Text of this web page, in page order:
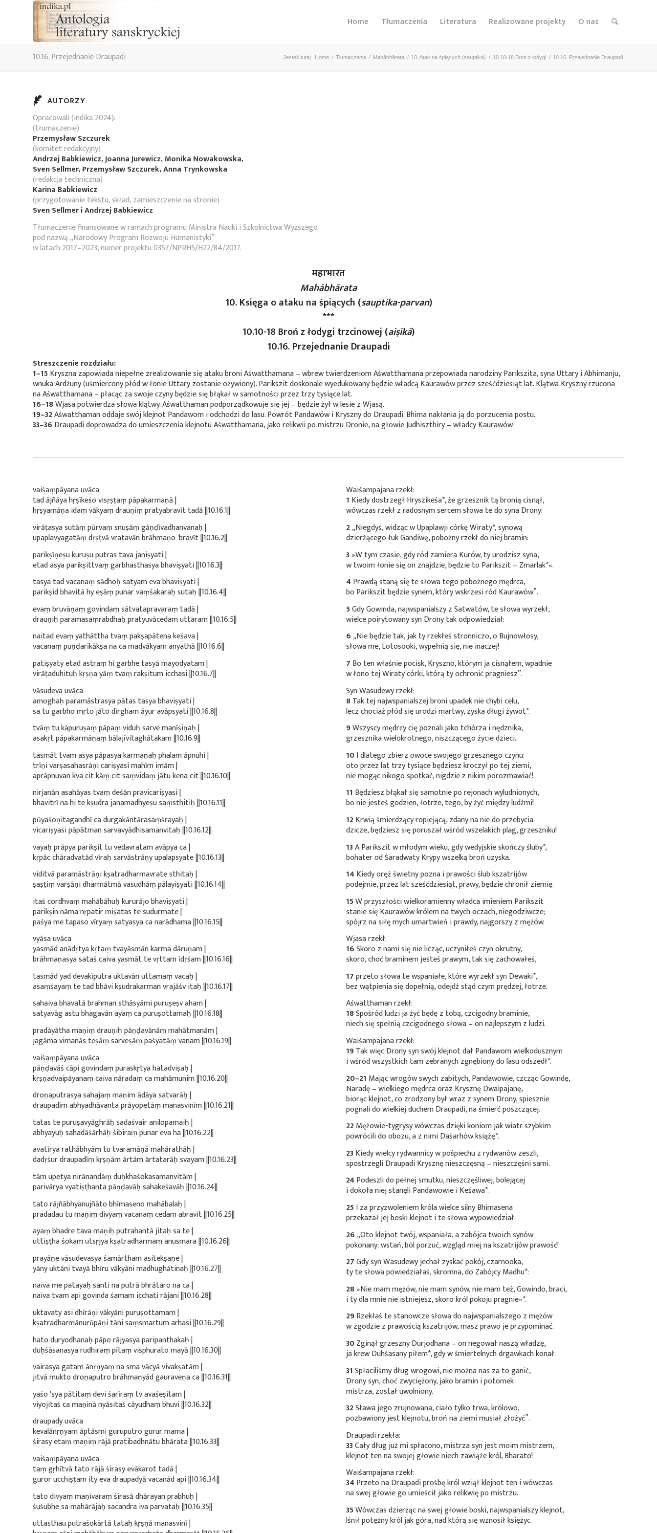
Home Tłumaczenia Literatura Realizowane projekty O nas
10.16. Przejednanie Draupadi Jesteś tutaj: Home / Tłumaczenia / Mahābhārata / 10. Atak na śpiących (sauptika) / 10.10-18 Broń z łodygi / 10.16. Przejednanie Draupadi
AUTORZY
Opracowali (indika 2024):
(tłumaczenie)
Przemysław Szczurek
(komitet redakcyjny)
Andrzej Babkiewicz, Joanna Jurewicz, Monika Nowakowska,
Sven Sellmer, Przemysław Szczurek, Anna Trynkowska
(redakcja techniczna)
Karina Babkiewicz
(przygotowanie tekstu, skład, zamieszczenie na stronie)
Sven Sellmer i Andrzej Babkiewicz
Tłumaczenie finansowane w ramach programu Ministra Nauki i Szkolnictwa Wyższego
pod nazwą „Narodowy Program Rozwoju Humanistyki”
w latach 2017–2023, numer projektu 0357/NPRH5/H22/84/2017.
महाभारत
Mahābhārata
10. Księga o ataku na śpiących (sauptika-parvan)
***
10.10-18 Broń z łodygi trzcinowej (aiṣīkā)
10.16. Przejednanie Draupadi
Streszczenie rozdziału:
1–15Kryszna zapowiada niepełne zrealizowanie się ataku broni Aśwatthamana – wbrew twierdzeniom Aśwatthamana przepowiada narodziny Parikszita, syna Uttary i Abhimanju,
wnuka Ardźuny (uśmiercony płód w łonie Uttary zostanie ożywiony). Parikszit doskonale wyedukowany będzie władcą Kaurawów przez sześćdziesiąt lat. Klątwa Kryszny rzucona
na Aśwatthamana – płacąc za swoje czyny będzie się błąkał w samotności przez trzy tysiące lat.
16–18Wjasa potwierdza słowa klątwy. Aśwatthaman podporządkowuje się jej – będzie żył w lesie z Wjasą.
19–32Aśwatthaman oddaje swój klejnot Pandawom i odchodzi do lasu. Powrót Pandawów i Kryszny do Draupadi. Bhima nakłania ją do porzucenia postu.
33–36 Draupadi doprowadza do umieszczenia klejnotu Aśwatthamana, jako relikwii po mistrzu Dronie, na głowie Judhiszthiry – władcy Kaurawów.
vaiśaṃpāyana uvāca
tad ājñāya hṛṣīkeśo visṛṣṭaṃ pāpakarmaṇā |
hṛṣyamāṇa idaṃ vākyaṃ drauṇiṃ pratyabravīt tadā ||10.16.1||
virāṭasya sutāṃ pūrvaṃ snuṣāṃ gāṇḍīvadhanvanaḥ |
upaplavyagatāṃ dṛṣṭvā vratavān brāhmaṇo 'bravīt ||10.16.2||
parikṣīṇeṣu kuruṣu putras tava janiṣyati |
etad asya parikṣittvaṃ garbhasthasya bhaviṣyati ||10.16.3||
tasya tad vacanaṃ sādhoḥ satyam eva bhaviṣyati |
parikṣid bhavitā hy eṣāṃ punar vaṃśakaraḥ sutaḥ ||10.16.4||
evaṃ bruvāṇaṃ govindaṃ sātvatapravaraṃ tadā |
drauṇiḥ paramasaṃrabdhaḥ pratyuvācedam uttaram ||10.16.5||
naitad evaṃ yathāttha tvaṃ pakṣapātena keśava |
vacanaṃ puṇḍarīkākṣa na ca madvākyam anyathā ||10.16.6||
patiṣyaty etad astraṃ hi garbhe tasyā mayodyatam |
virāṭaduhituḥ kṛṣṇa yāṃ tvaṃ rakṣitum icchasi ||10.16.7||
vāsudeva uvāca
amoghaḥ paramāstrasya pātas tasya bhaviṣyati |
sa tu garbho mṛto jāto dīrgham āyur avāpsyati ||10.16.8||
tvāṃ tu kāpuruṣaṃ pāpaṃ viduḥ sarve manīṣiṇaḥ |
asakṛt pāpakarmāṇaṃ bālajīvitaghātakam ||10.16.9||
tasmāt tvam asya pāpasya karmaṇaḥ phalam āpnuhi |
trīṇi varṣasahasrāṇi cariṣyasi mahīm imām |
aprāpnuvan kva cit kāṃ cit saṃvidaṃ jātu kena cit ||10.16.10||
nirjanān asahāyas tvaṃ deśān pravicariṣyasi |
bhavitrī na hi te kṣudra janamadhyeṣu saṃsthitiḥ ||10.16.11||
pūyaśoṇitagandhī ca durgakāntārasaṃśrayaḥ |
vicariṣyasi pāpātman sarvavyādhisamanvitaḥ ||10.16.12||
vayaḥ prāpya parikṣit tu vedavratam avāpya ca |
kṛpāc chāradvatād vīraḥ sarvāstrāṇy upalapsyate ||10.16.13||
viditvā paramāstrāṇi kṣatradharmavrate sthitaḥ |
ṣaṣṭiṃ varṣāṇi dharmātmā vasudhāṃ pālayiṣyati ||10.16.14||
itaś cordhvaṃ mahābāhuḥ kururājo bhaviṣyati |
parikṣin nāma nṛpatir miṣatas te sudurmate |
paśya me tapaso vīryaṃ satyasya ca narādhama ||10.16.15||
vyāsa uvāca
yasmād anādṛtya kṛtaṃ tvayāsmān karma dāruṇam |
brāhmaṇasya sataś caiva yasmāt te vṛttam īdṛśam ||10.16.16||
tasmād yad devakīputra uktavān uttamaṃ vacaḥ |
asaṃśayaṃ te tad bhāvi kṣudrakarman vrajāśv itaḥ ||10.16.17||
sahaiva bhavatā brahman sthāsyāmi puruṣeṣv aham |
satyavāg astu bhagavān ayaṃ ca puruṣottamaḥ ||10.16.18||
pradāyātha maṇiṃ drauṇiḥ pāṇḍavānāṃ mahātmanām |
jagāma vimanās teṣāṃ sarveṣāṃ paśyatāṃ vanam ||10.16.19||
vaiśaṃpāyana uvāca
pāṇḍavāś cāpi govindaṃ puraskṛtya hatadviṣaḥ |
kṛṣṇadvaipāyanaṃ caiva nāradaṃ ca mahāmunim ||10.16.20||
droṇaputrasya sahajaṃ maṇim ādāya satvarāḥ |
draupadīm abhyadhāvanta prāyopetāṃ manasvinīm ||10.16.21||
tatas te puruṣavyāghrāḥ sadaśvair anilopamaiḥ |
abhyayuḥ sahadāśārhāḥ śibiraṃ punar eva ha ||10.16.22||
avatīrya rathābhyāṃ tu tvaramāṇā mahārathāḥ |
dadṛśur draupadīṃ kṛṣṇām ārtām ārtatarāḥ svayam ||10.16.23||
tām upetya nirānandāṃ duḥkhaśokasamanvitām |
parivārya vyatiṣṭhanta pāṇḍavāḥ sahakeśavāḥ ||10.16.24||
tato rājñābhyanujñāto bhīmaseno mahābalaḥ |
pradadau tu maṇiṃ divyaṃ vacanaṃ cedam abravīt ||10.16.25||
ayaṃ bhadre tava maṇiḥ putrahantā jitaḥ sa te |
uttiṣṭha śokam utsṛjya kṣatradharmam anusmara ||10.16.26||
prayāṇe vāsudevasya śamārtham asitekṣaṇe |
yāny uktāni tvayā bhīru vākyāni madhughātinaḥ ||10.16.27||
naiva me patayaḥ santi na putrā bhrātaro na ca |
naiva tvam api govinda śamam icchati rājani ||10.16.28||
uktavaty asi dhīrāṇi vākyāni puruṣottamam |
kṣatradharmānurūpāṇi tāni saṃsmartum arhasi ||10.16.29||
hato duryodhanaḥ pāpo rājyasya paripanthakaḥ |
duḥśāsanasya rudhiraṃ pītaṃ visphurato mayā ||10.16.30||
vairasya gatam ānṛṇyaṃ na sma vācyā vivakṣatām |
jitvā mukto droṇaputro brāhmaṇyād gauraveṇa ca ||10.16.31||
yaśo 'sya pātitaṃ devi śarīraṃ tv avaśeṣitam |
viyojitaś ca maṇinā nyāsitaś cāyudhaṃ bhuvi ||10.16.32||
draupady uvāca
kevalānṛṇyam āptāsmi guruputro gurur mama |
śirasy etaṃ maṇiṃ rājā pratibadhnātu bhārata ||10.16.33||
vaiśaṃpāyana uvāca
taṃ gṛhītvā tato rājā śirasy evākarot tadā |
guror ucchiṣṭam ity eva draupadyā vacanād api ||10.16.34||
tato divyaṃ maṇivaraṃ śirasā dhārayan prabhuḥ |
śuśubhe sa mahārājaḥ sacandra iva parvataḥ ||10.16.35||
uttasthau putraśokārtā tataḥ kṛṣṇā manasvinī |
Waiśampajana rzekł:
1 Kiedy dostrzegłHryszikeśa*, że grzesznik tą bronią cisnął,
wówczas rzekł z radosnym sercem słowa te do syna Drony:
2„Niegdyś, widząc w Upaplawji córkęWiraty*, synową
dzierżącego łuk Gandiwę, pobożny rzekł do niej bramin:
3»W tym czasie, gdy ród zamiera Kurów, ty urodzisz syna,
w twoim łonie się on znajdzie, będzie to Parikszit – Zmarlak*«.
4 Prawdą staną się te słowa tego pobożnego mędrca,
bo Parikszit będzie synem, który wskrzesi ród Kaurawów”.
5Gdy Gowinda, najwspanialszy z Satwatów, te słowa wyrzekł,
wielce poirytowany syn Drony tak odpowiedział:
6 „Nie będzie tak, jak ty rzekłeś stronniczo, o Bujnowłosy,
słowa me, Lotosooki, wypełnią się, nie inaczej!
7 Bo ten właśnie pocisk, Kryszno, którym ja cisnąłem, wpadnie
w łono tej Wiraty córki, którą ty ochronić pragniesz”.
Syn Wasudewy rzekł:
8Tak tej najwspanialszej broni upadek nie chybi celu,
lecz chociaż płód się urodzi martwy,zyska długi żywot*.
9Wszyscy mędrcy cię poznali jako tchórza i nędznika,
grzesznika wielokrotnego, niszczącego życie dzieci.
10I dlatego zbierz owoce swojego grzesznego czynu:
oto przez lat trzy tysiące będziesz kroczył po tej ziemi,
nie mogąc nikogo spotkać, nigdzie z nikim porozmawiać!
11 Będziesz błąkał się samotnie po rejonach wyludnionych,
bo nie jesteś godzien, łotrze, tego, by żyć między ludźmi!
12Krwią śmierdzący ropiejącą, zdany na nie do przebycia
dzicze, będziesz się poruszał wśród wszelakich plag, grzeszniku!
13A Parikszit w młodym wieku,gdy wedyjskie skończy śluby*,
bohater od Śaradwaty Krypy wszelką broń uzyska.
14 Kiedy oręż świetny pozna i prawości ślub kszatrijów
podejmie, przez lat sześćdziesiąt, prawy, będzie chronił ziemię.
15W przyszłości wielkoramienny władca imieniem Parikszit
stanie się Kaurawów królem na twych oczach, niegodziwcze;
spójrz na siłę mych umartwień i prawdy, najgorszy z mężów.
Wjasa rzekł:
16Skoro z nami się nie licząc, uczyniłeś czyn okrutny,
skoro, choć braminem jesteś prawym, tak się zachowałeś,
17przeto słowa te wspaniałe, które wyrzekł synDewaki*,
bez wątpienia się dopełnią, odejdź stąd czym prędzej, łotrze.
Aśwatthaman rzekł:
18Spośród ludzi ja żyć będę z tobą, czcigodny braminie,
niech się spełnią czcigodnego słowa – on najlepszym z ludzi.
Waiśampajana rzekł:
19Tak więc Drony syn swój klejnot dał Pandawom wielkodusznym
i wśród wszystkich tam zebranych zgnębionydo lasu odszedł*.
20–21 Mając wrogów swych zabitych, Pandawowie, czcząc Gowindę,
Naradę – wielkiego mędrca oraz Krysznę Dwaipajanę,
biorąc klejnot, co zrodzony był wraz z synem Drony, spiesznie
pognali do wielkiej duchem Draupadi, na śmierć poszczącej.
22Mężowie-tygrysy wówczas dzięki koniom jak wiatr szybkim
powrócili do obozu, a z nimi Daśarhówksiążę*.
23Kiedy wielcy rydwannicy w pośpiechu z rydwanów zeszli,
spostrzegli Draupadi Krysznę nieszczęsną – nieszczęśni sami.
24 Podeszli do pełnej smutku, nieszczęśliwej, bolejącej
i dokoła niej stanęli Pandawowie iKeśawa*.
25I za przyzwoleniem króla wielce silny Bhimasena
przekazał jej boski klejnot i te słowa wypowiedział:
26 „Oto klejnot twój, wspaniała, a zabójca twoich synów
pokonany; wstań, ból porzuć, wzgląd miej na kszatrijów prawość!
27Gdy syn Wasudewy jechał zyskać pokój, czarnooka,
ty te słowa powiedziałaś, skromna, do ZabójcyMadhu*:
28»Nie mam mężów, nie mam synów, nie mam też, Gowindo, braci,
i ty dla mnie nie istniejesz, skoro królpokoju pragnie«*.
29Rzekłaś te stanowcze słowa do najwspanialszego z mężów
w zgodzie z prawością kszatrijów, masz prawo je przypominać.
30Zginął grzeszny Durjodhana – on negował naszą władzę,
ja krew Duhśasany piłem*, gdy w śmiertelnych drgawkach konał.
31Spłaciliśmy dług wrogowi, nie można nas za to ganić,
Drony syn, choć zwyciężony, jako bramin i potomek
mistrza, został uwolniony.
32Sława jego zrujnowana, ciało tylko trwa, królowo,
pozbawiony jest klejnotu, broń na ziemi musiał złożyć”.
Draupadi rzekła:
33Cały dług już mi spłacono, mistrza syn jest moim mistrzem,
klejnot ten na swojej głowie niech zawiąże król, Bharato!
Waiśampajana rzekł:
34 Przeto na Draupadi prośbę król wziął klejnot ten i wówczas
na swej głowie go umieścił jako relikwię po mistrzu.
35Wówczas dzierżąc na swej głowie boski, najwspanialszy klejnot,
lśnił potężny król jak góra, nad którą się wznosił księżyc.